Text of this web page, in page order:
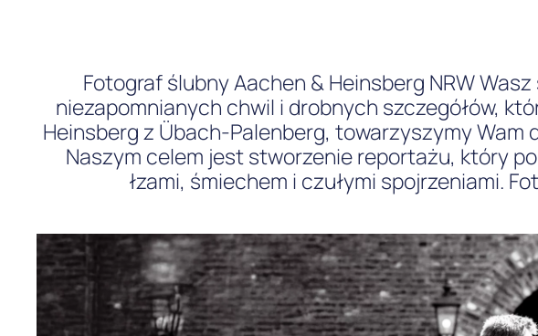
Fotograf ślubny Aachen & Heinsberg NRW
niezapomnianych chwil i drobnych szczegółów,
Heinsberg z Übach-Palenberg, towarzyszymy
Naszym celem jest stworzenie reportażu, który
łzami, śmiechem i czułymi spojrzeniami.